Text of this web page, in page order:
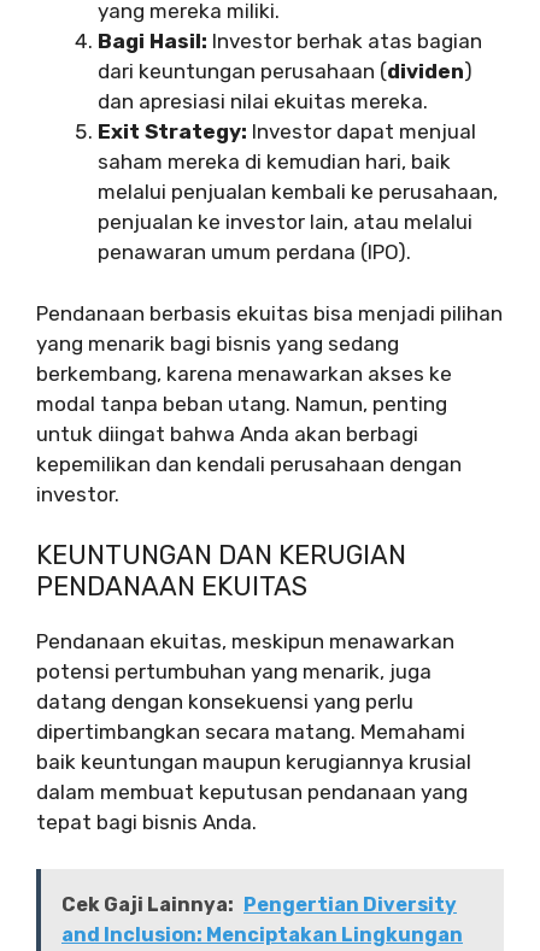
yang mereka miliki.
Bagi Hasil: Investor berhak atas bagian
dari keuntungan perusahaan (dividen)
dan apresiasi nilai ekuitas mereka.
Exit Strategy: Investor dapat menjual
saham mereka di kemudian hari, baik
melalui penjualan kembali ke perusahaan,
penjualan ke investor lain, atau melalui
penawaran umum perdana (IPO).
Pendanaan berbasis ekuitas bisa menjadi pilihan
yang menarik bagi bisnis yang sedang
berkembang, karena menawarkan akses ke
modal tanpa beban utang. Namun, penting
untuk diingat bahwa Anda akan berbagi
kepemilikan dan kendali perusahaan dengan
investor.
KEUNTUNGAN DAN KERUGIAN
PENDANAAN EKUITAS
Pendanaan ekuitas, meskipun menawarkan
potensi pertumbuhan yang menarik, juga
datang dengan konsekuensi yang perlu
dipertimbangkan secara matang. Memahami
baik keuntungan maupun kerugiannya krusial
dalam membuat keputusan pendanaan yang
tepat bagi bisnis Anda.
Cek Gaji Lainnya: Pengertian Diversity
and Inclusion: Menciptakan Lingkungan